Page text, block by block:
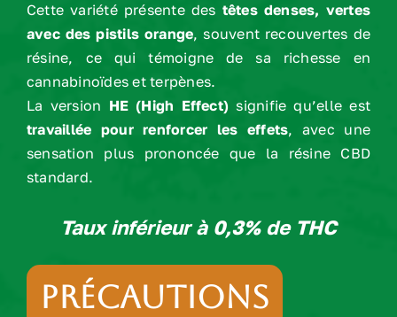
Cette variété présente des têtes denses, vertes
avec des pistils orange, souvent recouvertes de
résine, ce qui témoigne de sa richesse en
cannabinoïdes et terpènes.
La version HE (High Effect) signifie qu’elle est
travaillée pour renforcer les effets, avec une
sensation plus prononcée que la résine CBD
standard.
Taux inférieur à 0,3% de THC
Précautions